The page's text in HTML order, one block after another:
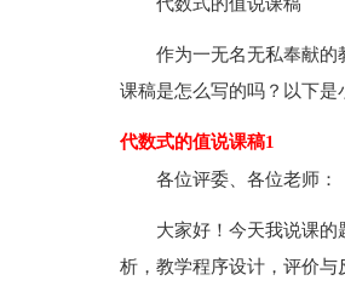
作为一无名无私奉献的
课稿是怎么写的吗？以下是
代数式的值说课稿1
各位评委、各位老师：
大家好！今天我说课
析，教学程序设计，评价与